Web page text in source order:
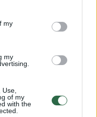
my
my
of my
with the
00:02:59
Antanas
dvi lietuvės